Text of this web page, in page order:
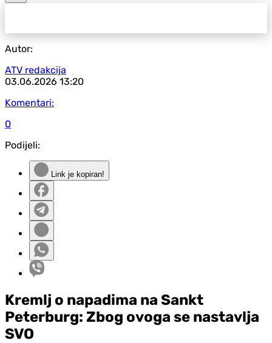
Autor:
ATV redakcija
03.06.2026 13:20
Komentari:
0
Podijeli:
Link je kopiran!
Kremlj o napadima na Sankt
Peterburg: Zbog ovoga se nastavlja
SVO